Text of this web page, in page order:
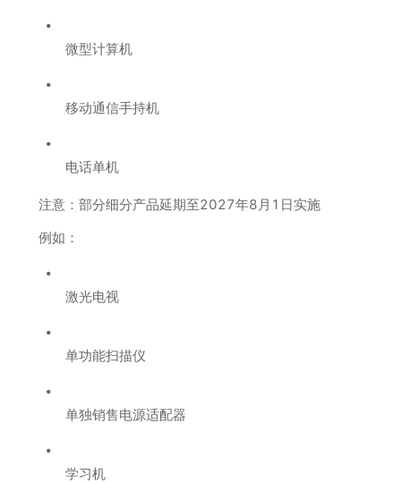
微型计算机
移动通信手持机
电话单机
注意：部分细分产品延期至2027年8月1日实施
例如：
激光电视
单功能扫描仪
单独销售电源适配器
学习机